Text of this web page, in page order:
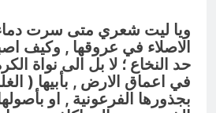
ويا ليت شعري متى سرت دماء
الاصلاء في عروقها , وكيف
حد النخاع ؛ لا بل الى نواة
في اعماق الارض , بأبيها (
بجذورها الفرعونية , او